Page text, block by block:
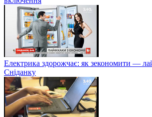
Електрика здорожчає: як зекономити —
Сніданку